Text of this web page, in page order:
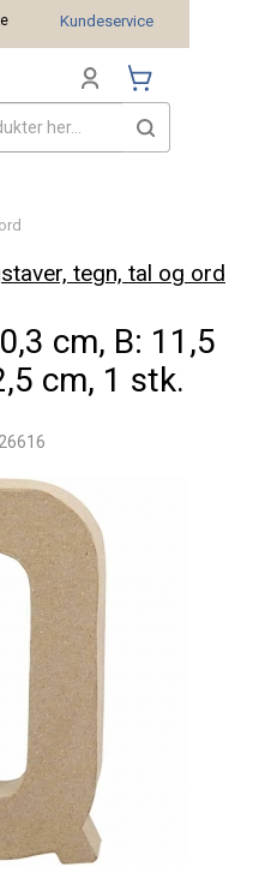
tegn, tal og ord
cm, B: 11,5
cm, 1 stk.
Kundeservice